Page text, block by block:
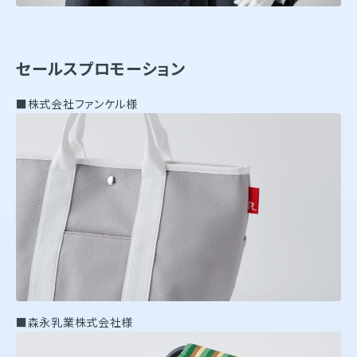
セールスプロモーション
■株式会社ファンケル様
■森永乳業株式会社様